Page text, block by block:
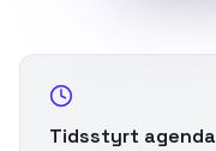
Tidsstyrt agenda